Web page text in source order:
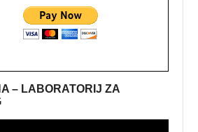
– LABORATORIJ ZA